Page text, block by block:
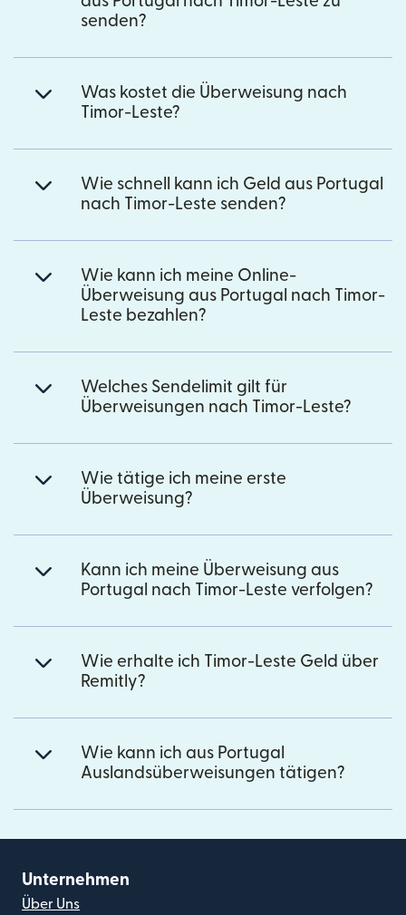
senden?
Was kostet die Überweisung nach
Timor-Leste?
Wie schnell kann ich Geld aus Portugal
nach Timor-Leste senden?
Wie kann ich meine Online-
Überweisung aus Portugal nach Timor-
Leste bezahlen?
Welches Sendelimit gilt für
Überweisungen nach Timor-Leste?
Wie tätige ich meine erste
Überweisung?
Kann ich meine Überweisung aus
Portugal nach Timor-Leste verfolgen?
Wie erhalte ich Timor-Leste Geld über
Remitly?
Wie kann ich aus Portugal
Auslandsüberweisungen tätigen?
Unternehmen
Über Uns